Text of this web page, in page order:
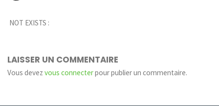
NOT EXISTS :
LAISSER UN COMMENTAIRE
Vous devezvous connecterpour publier un commentaire.